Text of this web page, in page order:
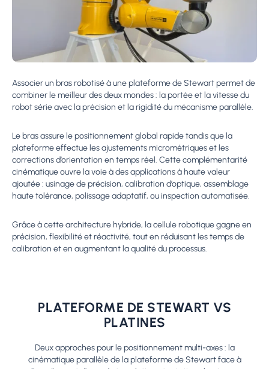
Associer un bras robotisé à une plateforme de Stewart permet de
combiner le meilleur des deux mondes : la portée et la vitesse du
robot série avec la précision et la rigidité du mécanisme parallèle.
Le bras assure le positionnement global rapide tandis que la
plateforme effectue les ajustements micrométriques et les
corrections d’orientation en temps réel. Cette complémentarité
cinématique ouvre la voie à des applications à haute valeur
ajoutée : usinage de précision, calibration d’optique, assemblage
haute tolérance, polissage adaptatif, ou inspection automatisée.
Grâce à cette architecture hybride, la cellule robotique gagne en
précision, flexibilité et réactivité, tout en réduisant les temps de
calibration et en augmentant la qualité du processus.
PLATEFORME DE STEWART VS
PLATINES
Deux approches pour le positionnement multi-axes : la
cinématique parallèle de la plateforme de Stewart face à